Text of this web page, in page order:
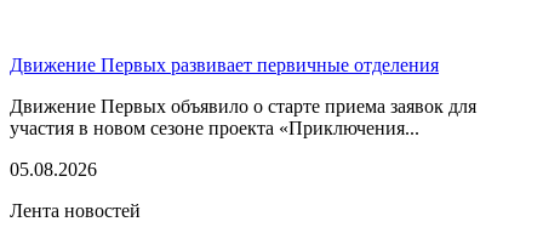
Движение Первых развивает первичные отделения
Движение Первых объявило о старте приема заявок для
участия в новом сезоне проекта «Приключения...
05.08.2026
Лента новостей